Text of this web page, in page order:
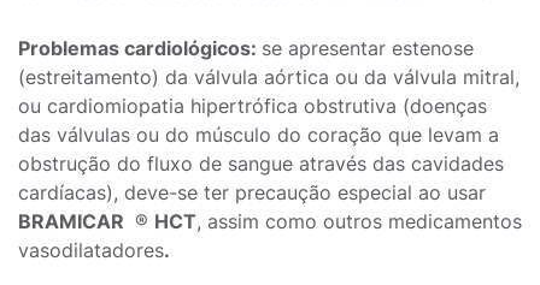
Problemas cardiológicos: se apresentar estenose
(estreitamento) da válvula aórtica ou da válvula mitral,
ou cardiomiopatia hipertrófica obstrutiva (doenças
das válvulas ou do músculo do coração que levam a
obstrução do fluxo de sangue através das cavidades
cardíacas), deve-se ter precaução especial ao usar
BRAMICAR ® HCT, assim como outros medicamentos
vasodilatadores.